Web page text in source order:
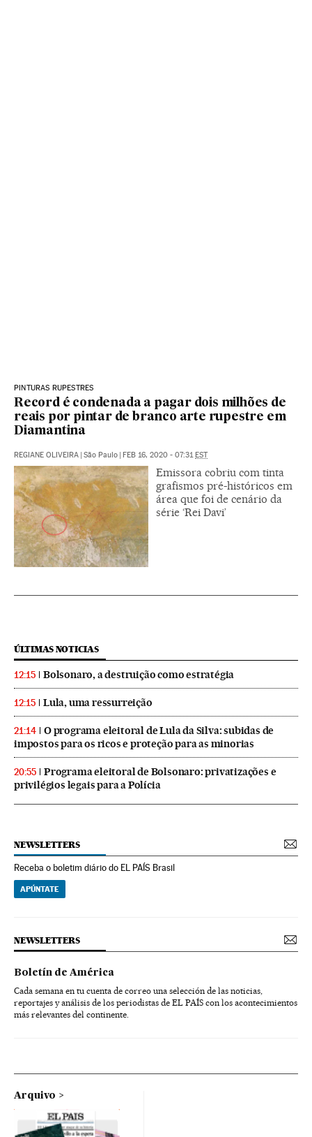
PINTURAS RUPESTRES
Record é condenada a pagar dois milhões de
reais por pintar de branco arte rupestre em
Diamantina
REGIANE OLIVEIRA São Paulo FEB 16, 2020 - 07:31 EST
Emissora cobriu com tinta
grafismos pré-históricos em
área que foi de cenário da
série ‘Rei Davi’
ÚLTIMAS NOTICIAS
12:15 Bolsonaro, a destruição como estratégia
12:15 Lula, uma ressurreição
21:14
O programa eleitoral de Lula da Silva: subidas de
impostos para os ricos e proteção para as minorias
20:55
Programa eleitoral de Bolsonaro: privatizações e
privilégios legais para a Polícia
NEWSLETTERS
Receba o boletim diário do EL PAÍS Brasil
APÚNTATE
NEWSLETTERS
Boletín de América
Cada semana en tu cuenta de correo una selección de las noticias,
reportajes y análisis de los periodistas de EL PAÍS con los acontecimientos
más relevantes del continente.
Arquivo